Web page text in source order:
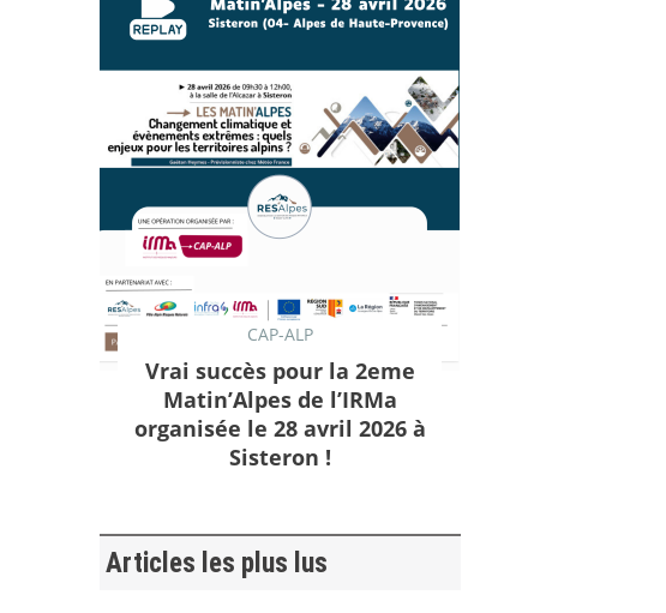
CAP-ALP
Vrai succès pour la 2eme
Matin’Alpes de l’IRMa
organisée le 28 avril 2026 à
Sisteron !
Articles les plus lus